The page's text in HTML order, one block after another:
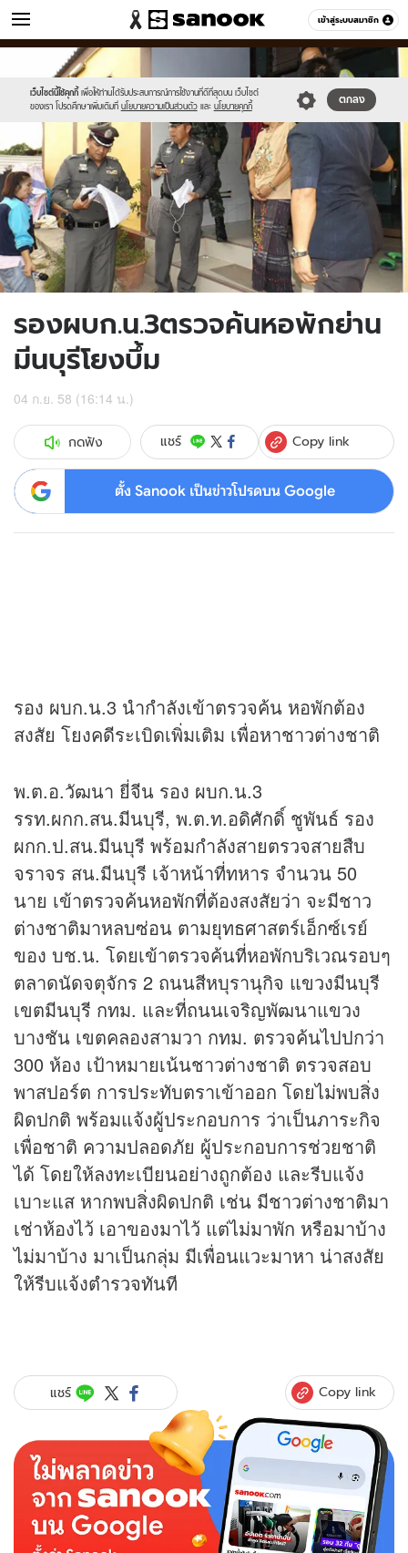
เข้าสู่ระบบสมาชิก
ข่าว หมวดอื่นๆ
เว็บไซต์นี้ใช้คุกกี้ เพื่อให้ท่านได้รับประสบการณ์การใช้งานที่ดีที่สุดบน เว็บไซต์
ของเรา โปรดศึกษาเพิ่มเติมที่ นโยบายความเป็นส่วนตัว และ นโยบายคุกกี้
ตกลง
//s.isanook.com/sr/0/images/logo-
sanook.png
//s.isanook.com/ns/0/ud/372/1860010/643791-
รองผบก.น.3ตรวจค้นหอพักย่าน
มีนบุรีโยงบึ้ม
04 ก.ย. 58 (16:14 น.)
กดฟัง แชร์ Copy link
ตั้ง Sanook เป็นข่าวโปรดบน Google
รอง ผบก.น.3 นำกำลังเข้าตรวจค้น หอพักต้อง
สงสัย โยงคดีระเบิดเพิ่มเติม เพื่อหาชาวต่างชาติ
พ.ต.อ.วัฒนา ยี่จีน รอง ผบก.น.3
รรท.ผกก.สน.มีนบุรี, พ.ต.ท.อดิศักดิ์ ชูพันธ์ รอง
ผกก.ป.สน.มีนบุรี พร้อมกำลังสายตรวจสายสืบ
จราจร สน.มีนบุรี เจ้าหน้าที่ทหาร จำนวน 50
นาย เข้าตรวจค้นหอพักที่ต้องสงสัยว่า จะมีชาว
ต่างชาติมาหลบซ่อน ตามยุทธศาสตร์เอ็กซ์เรย์
ของ บช.น. โดยเข้าตรวจค้นที่หอพักบริเวณรอบๆ
ตลาดนัดจตุจักร 2 ถนนสีหบุรานุกิจ แขวงมีนบุรี
เขตมีนบุรี กทม. และที่ถนนเจริญพัฒนาแขวง
บางชัน เขตคลองสามวา กทม. ตรวจค้นไปปกว่า
300 ห้อง เป้าหมายเน้นชาวต่างชาติ ตรวจสอบ
พาสปอร์ต การประทับตราเข้าออก โดยไม่พบสิ่ง
ผิดปกติ พร้อมแจ้งผู้ประกอบการ ว่าเป็นภาระกิจ
เพื่อชาติ ความปลอดภัย ผู้ประกอบการช่วยชาติ
ได้ โดยให้ลงทะเบียนอย่างถูกต้อง และรีบแจ้ง
เบาะแส หากพบสิ่งผิดปกติ เช่น มีชาวต่างชาติมา
เช่าห้องไว้ เอาของมาไว้ แต่ไม่มาพัก หรือมาบ้าง
ไม่มาบ้าง มาเป็นกลุ่ม มีเพื่อนแวะมาหา น่าสงสัย
ให้รีบแจ้งตำรวจทันที
แชร์ Copy link